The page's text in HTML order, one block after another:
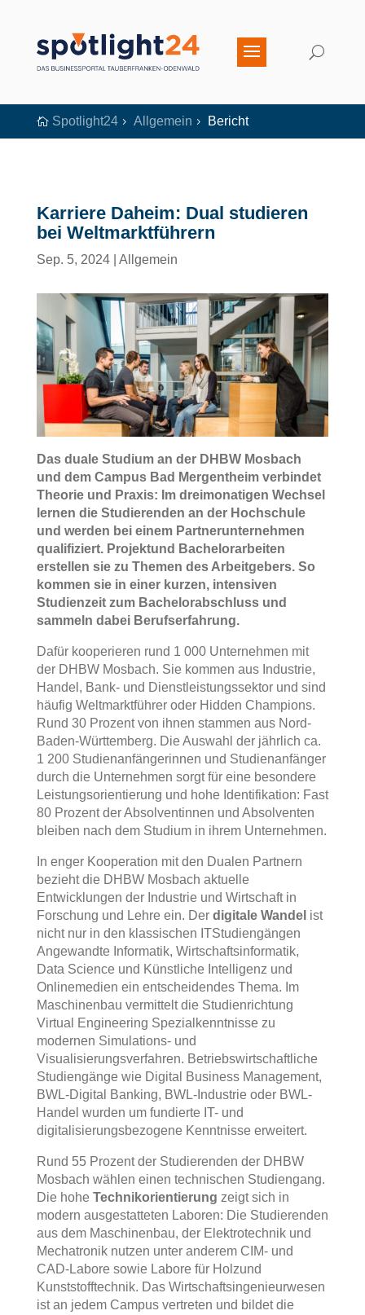
 Spotlight245 Allgemein 5 Bericht
Karriere Daheim: Dual studieren
bei Weltmarktführern
Sep. 5, 2024| Allgemein
Das duale Studium an der DHBW Mosbach
und dem Campus Bad Mergentheim verbindet
Theorie und Praxis: Im dreimonatigen Wechsel
lernen die Studierenden an der Hochschule
und werden bei einem Partnerunternehmen
qualifiziert. Projektund Bachelorarbeiten
erstellen sie zu Themen des Arbeitgebers. So
kommen sie in einer kurzen, intensiven
Studienzeit zum Bachelorabschluss und
sammeln dabei Berufserfahrung.
Dafür kooperieren rund 1 000 Unternehmen mit
der DHBW Mosbach. Sie kommen aus Industrie,
Handel, Bank- und Dienstleistungssektor und sind
häufig Weltmarktführer oder Hidden Champions.
Rund 30 Prozent von ihnen stammen aus Nord-
Baden-Württemberg. Die Auswahl der jährlich ca.
1 200 Studienanfängerinnen und Studienanfänger
durch die Unternehmen sorgt für eine besondere
Leistungsorientierung und hohe Identifikation: Fast
80 Prozent der Absolventinnen und Absolventen
bleiben nach dem Studium in ihrem Unternehmen.
In enger Kooperation mit den Dualen Partnern
bezieht die DHBW Mosbach aktuelle
Entwicklungen der Industrie und Wirtschaft in
Forschung und Lehre ein. Der digitale Wandel ist
nicht nur in den klassischen ITStudiengängen
Angewandte Informatik, Wirtschaftsinformatik,
Data Science und Künstliche Intelligenz und
Onlinemedien ein entscheidendes Thema. Im
Maschinenbau vermittelt die Studienrichtung
Virtual Engineering Spezialkenntnisse zu
modernen Simulations- und
Visualisierungsverfahren. Betriebswirtschaftliche
Studiengänge wie Digital Business Management,
BWL-Digital Banking, BWL-Industrie oder BWL-
Handel wurden um fundierte IT- und
digitalisierungsbezogene Kenntnisse erweitert.
Rund 55 Prozent der Studierenden der DHBW
Mosbach wählen einen technischen Studiengang.
Die hohe Technikorientierung zeigt sich in
modern ausgestatteten Laboren: Die Studierenden
aus dem Maschinenbau, der Elektrotechnik und
Mechatronik nutzen unter anderem CIM- und
CAD-Labore sowie Labore für Holzund
Kunststofftechnik. Das Wirtschaftsingenieurwesen
ist an jedem Campus vertreten und bildet die